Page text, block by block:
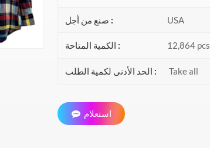
صنع من أجل : USA
الكمية المتاحة : 12,864 pcs
الحد الأدنى لكمية الطلب : Take all
استعلام